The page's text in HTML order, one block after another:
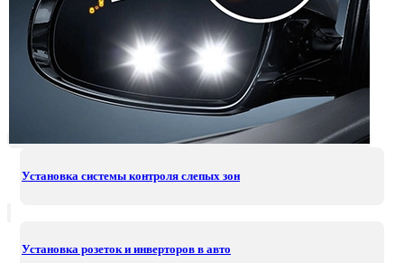
Установка системы контроля слепых зон
Установка розеток и инверторов в авто